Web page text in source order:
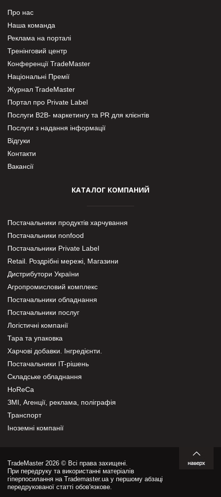
Про нас
Наша команда
Реклама на порталі
Тренінговий центр
Конференції TradeMaster
Національні Премії
Журнал TradeMaster
Портал про Private Label
Послуги В2В- маркетингу та PR для клієнтів
Послуги з надання інформації
Відгуки
Контакти
Вакансії
КАТАЛОГ КОМПАНИЙ
Постачальники продуктів харчування
Постачальники nonfood
Постачальники Private Label
Retail. Роздрібні мережі, Магазини
Дистрибутори України
Агропромисловий комплекс
Постачальники обладнання
Постачальники послуг
Логістичні компанії
Тара та упаковка
Харчові добавки. Інгредієнти.
Постачальники IT-рішень
Складське обладнання
HoReCa
ЗМІ, Агенції, реклама, поліграфія
Транспорт
Іноземні компанії
TradeMaster 2026 © Всі права захищені.
При передруку та використанні матеріалів
гіперпосилання на Trademaster.ua у першому абзаці
передрукованої статті обов'язкове.